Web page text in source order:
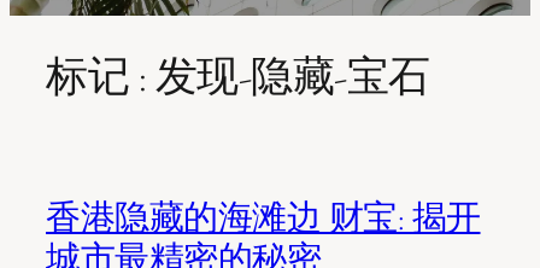
标记 : 发现-隐藏-宝石
香港隐藏的海滩边 财宝: 揭开
城市最精密的秘密